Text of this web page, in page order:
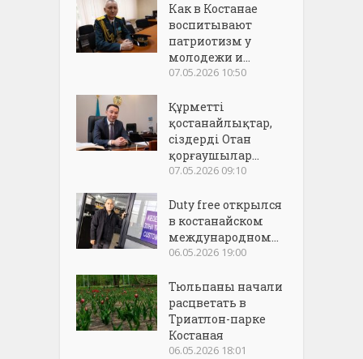
Как в Костанае
воспитывают
патриотизм у
молодежи и...
07.05.2026 10:50
Құрметті
қостанайлықтар,
сіздерді Отан
қорғаушылар...
07.05.2026 09:10
Duty free открылся
в костанайском
международном...
06.05.2026 19:00
Тюльпаны начали
расцветать в
Триатлон-парке
Костаная
06.05.2026 18:01